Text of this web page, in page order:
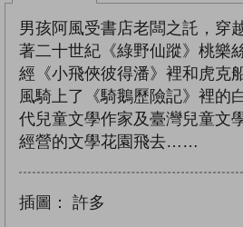
男孩阿風受書店老闆之託，穿
著二十世紀《綠野仙蹤》桃樂
經《小飛俠彼得潘》裡和虎克
風騎上了《騎鵝歷險記》裡的
代兒童文學作家及臺灣兒童文
經營的文學花園飛去……
插圖： 許多